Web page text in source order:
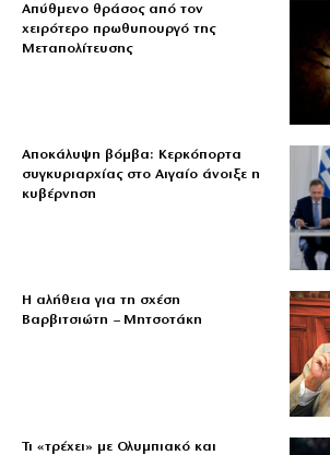
Απύθμενο θράσος από τον
χειρότερο πρωθυπουργό της
Μεταπολίτευσης
Αποκάλυψη βόμβα: Κερκόπορτα
συγκυριαρχίας στο Αιγαίο άνοιξε η
κυβέρνηση
Η αλήθεια για τη σχέση
Βαρβιτσιώτη – Μητσοτάκη
Τι «τρέχει» με Ολυμπιακό και